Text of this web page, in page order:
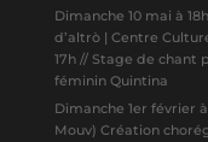
Dimanche 10 mai à
d’altrò | Centre
17h // Stage de chant
féminin Quintina
Dimanche 1er février
Mouv) Création